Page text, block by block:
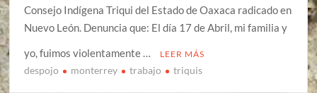
Consejo Indígena Triqui del Estado de Oaxaca radicado en
Nuevo León. Denuncia que: El día 17 de Abril, mi familia y
yo, fuimos violentamente …
LEER MÁS
despojo monterrey trabajo triquis